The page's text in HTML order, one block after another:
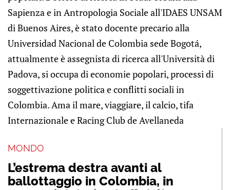
Sapienza e in Antropologia Sociale all'IDAES UNSAM
di Buenos Aires, è stato docente precario alla
Universidad Nacional de Colombia sede Bogotá,
attualmente è assegnista di ricerca all'Università di
Padova, si occupa di economie popolari, processi di
soggettivazione politica e conflitti sociali in
Colombia. Ama il mare, viaggiare, il calcio, tifa
Internazionale e Racing Club de Avellaneda
MONDO
L’estrema destra avanti al
ballottaggio in Colombia, in